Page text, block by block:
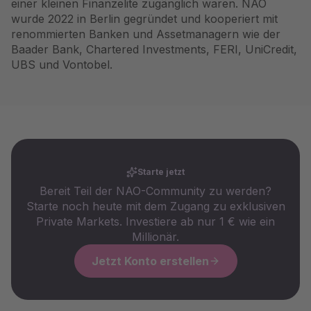
einer kleinen Finanzelite zugänglich waren. NAO
wurde 2022 in Berlin gegründet und kooperiert mit
renommierten Banken und Assetmanagern wie der
Baader Bank, Chartered Investments, FERI, UniCredit,
UBS und Vontobel.
Starte jetzt
Bereit Teil der NAO-Community zu werden?
Starte noch heute mit dem Zugang zu exklusiven
Private Markets. Investiere ab nur 1 € wie ein
Millionär.
Jetzt Konto erstellen